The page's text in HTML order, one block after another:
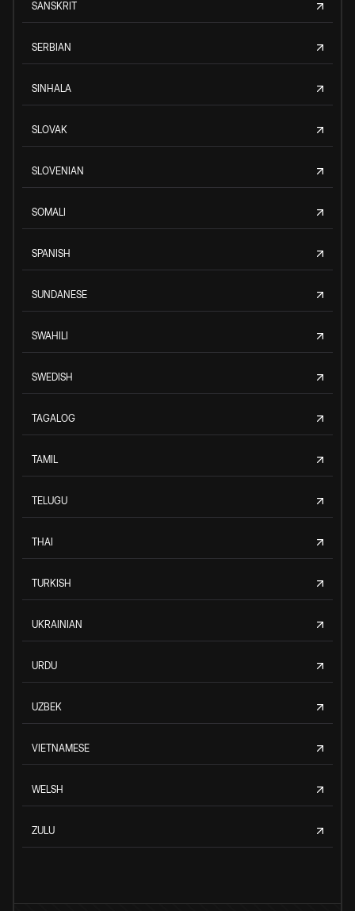
SANSKRIT
SERBIAN
SINHALA
SLOVAK
SLOVENIAN
SOMALI
SPANISH
SUNDANESE
SWAHILI
SWEDISH
TAGALOG
TAMIL
TELUGU
THAI
TURKISH
UKRAINIAN
URDU
UZBEK
VIETNAMESE
WELSH
ZULU